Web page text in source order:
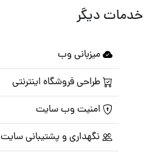
خدمات دیگر
میزبانی وب
طراحی فروشگاه اینترنتی
امنیت وب سایت
نگهداری و پشتیبانی سایت